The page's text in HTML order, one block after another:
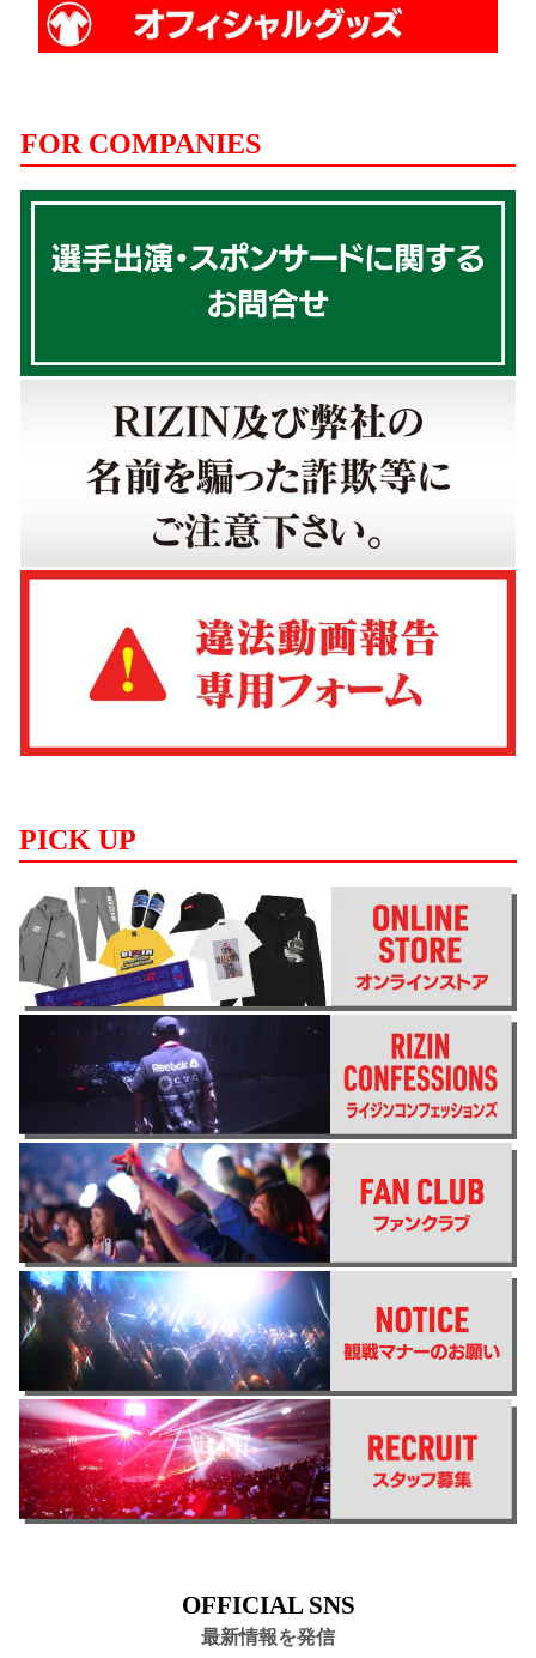
FOR COMPANIES
PICK UP
OFFICIAL SNS
最新情報を発信